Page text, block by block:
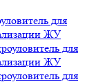
для
ЖУ
для
ЖУ
для